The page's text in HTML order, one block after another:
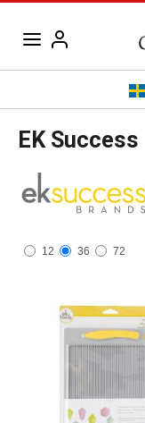
EK Success
12 36 72